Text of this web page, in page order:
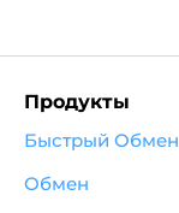
Продукты
Быстрый Обмен
Обмен